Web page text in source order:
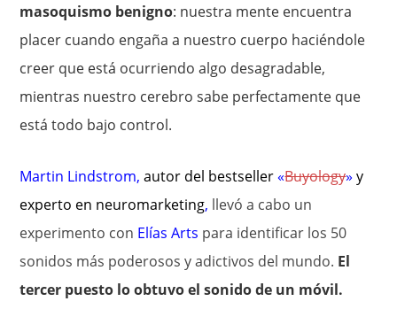
masoquismo benigno: nuestra mente encuentra
placer cuando engaña a nuestro cuerpo haciéndole
creer que está ocurriendo algo desagradable,
mientras nuestro cerebro sabe perfectamente que
está todo bajo control.
Martin Lindstrom,autor del bestseller«Buyology»y
experto en neuromarketing, llevó a cabo un
experimento con Elías Arts para identificar los 50
sonidos más poderosos y adictivos del mundo. El
tercer puesto lo obtuvo el sonido de un móvil.